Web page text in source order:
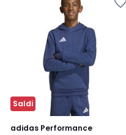
Saldi
adidas Performance
4,6
4